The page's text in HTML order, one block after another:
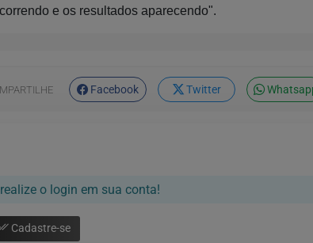
e os resultados aparecendo".
Facebook Twitter
o login em sua conta!
Cadastre-se